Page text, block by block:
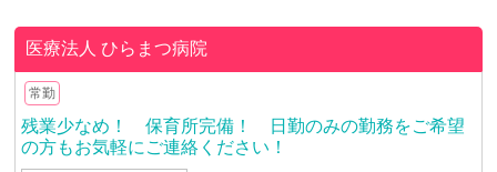
医療法人 ひらまつ病院
常勤
残業少なめ！ 保育所完備！ 日勤のみの勤務をご希望
の方もお気軽にご連絡ください！